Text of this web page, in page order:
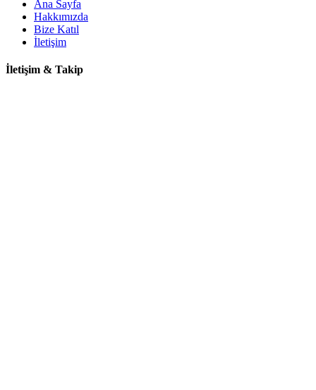
Ana Sayfa
Hakkımızda
Bize Katıl
İletişim
İletişim & Takip